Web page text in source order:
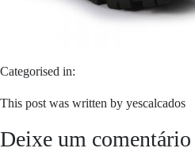
Categorised in:
This post was written by yescalcados
Deixe um comentário